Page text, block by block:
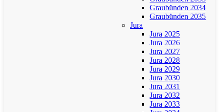
Graubünden 2034
Graubünden 2035
Jura
Jura 2025
Jura 2026
Jura 2027
Jura 2028
Jura 2029
Jura 2030
Jura 2031
Jura 2032
Jura 2033